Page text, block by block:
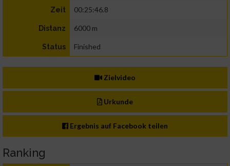
Zeit 00:25:46.8
Distanz 6000 m
Status Finished
Zielvideo
Urkunde
Ergebnis auf Facebook teilen
Ranking